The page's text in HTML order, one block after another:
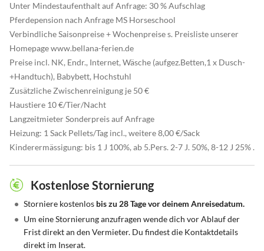
Unter Mindestaufenthalt auf Anfrage: 30 % Aufschlag
Pferdepension nach Anfrage MS Horseschool
Verbindliche Saisonpreise + Wochenpreise s. Preisliste unserer
Homepage www.bellana-ferien.de
Preise incl. NK, Endr., Internet, Wäsche (aufgez.Betten,1 x Dusch-
+Handtuch), Babybett, Hochstuhl
Zusätzliche Zwischenreinigung je 50 €
Haustiere 10 €/Tier/Nacht
Langzeitmieter Sonderpreis auf Anfrage
Heizung: 1 Sack Pellets/Tag incl., weitere 8,00 €/Sack
Kinderermässigung: bis 1 J 100%, ab 5.Pers. 2-7 J. 50%, 8-12 J 25% .
Kostenlose Stornierung
• Storniere kostenlos bis zu 28 Tage vor deinem Anreisedatum.
• Um eine Stornierung anzufragen wende dich vor Ablauf der
Frist direkt an den Vermieter. Du findest die Kontaktdetails
direkt im Inserat.